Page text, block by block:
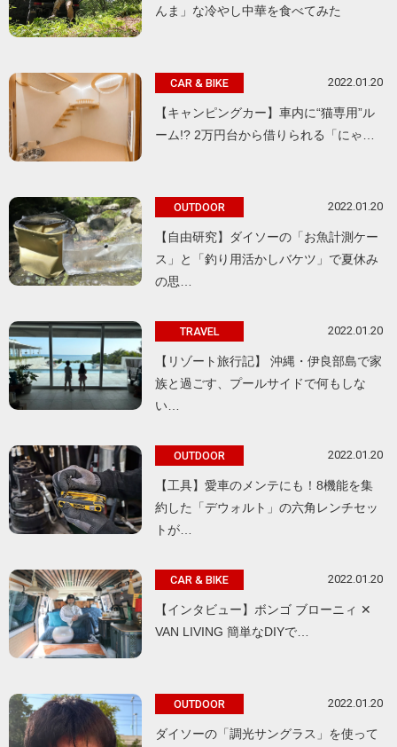
んま」な冷やし中華を食べてみた
CAR & BIKE 2022.01.20
【キャンピングカー】車内に“猫専用”ル
ーム!? 2万円台から借りられる「にゃ…
OUTDOOR 2022.01.20
【自由研究】ダイソーの「お魚計測ケー
ス」と「釣り用活かしバケツ」で夏休み
の思…
TRAVEL 2022.01.20
【リゾート旅行記】 沖縄・伊良部島で家
族と過ごす、プールサイドで何もしな
い…
OUTDOOR 2022.01.20
【工具】愛車のメンテにも！8機能を集
約した「デウォルト」の六角レンチセッ
トが…
CAR & BIKE 2022.01.20
【インタビュー】ボンゴ ブローニィ ✕
VAN LIVING 簡単なDIYで…
OUTDOOR 2022.01.20
ダイソーの「調光サングラス」を使って